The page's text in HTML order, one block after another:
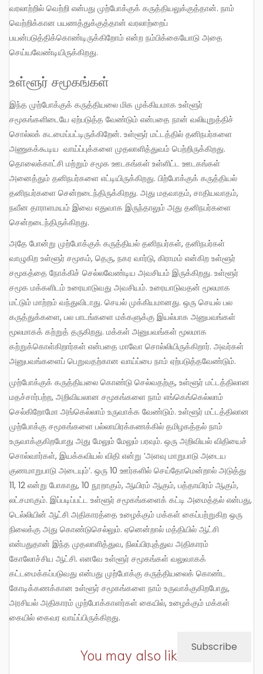
வரலாற்றில் வெற்றி என்பது முற்போக்குக் கருத்தியலுக்குத்தான். நாம்
வெற்றிக்கான பயணத்துக்குத்தான் வரலாற்றைப்
பயன்படுத்திக்கொண்டிருக்கிறோம் என்ற நம்பிக்கையோடு அதை
செய்யவேண்டியிருக்கிறது.
உள்ளூர் சமூகங்கள்
இந்த முற்போக்குக் கருத்தியலை மிக முக்கியமாக உள்ளூர்
சமூகங்களிடையே ஏற்படுத்த வேண்டும் என்பதை நான் வலியுறுத்திச்
சொல்லக் கடமைப்பட்டிருக்கிறேன். உள்ளூர் மட்டத்தில் தனிநபர்களை
அணுகக்கூடிய வாய்ப்புக்களை முதலாளித்துவம் பெற்றிருக்கிறது.
தொலைக்காட்சி மற்றும் சமூக ஊடகங்கள் உள்ளிட்ட ஊடகங்கள்
அனைத்தும் தனிநபர்களை எட்டியிருக்கிறது. பிற்போக்குக் கருத்தியல்
தனிநபர்களை சென்றடைந்திருக்கிறது. அது மதவாதம், சாதியவாதம்,
நவீன தாராளமயம் இவை எதுவாக இருந்தாலும் அது தனிநபர்களை
சென்றடைந்திருக்கிறது.
அதே போன்று முற்போக்குக் கருத்தியல் தனிநபர்கள், தனிநபர்கள்
வாழுகிற உள்ளூர் சமூகம், தெரு, நகர வார்டு, கிராமம் என்கிற உள்ளூர்
சமூகத்தை நோக்கிச் செல்லவேண்டிய அவசியம் இருக்கிறது. உள்ளூர்
சமூக மக்களிடம் உரையாடுவது அவசியம். உரையாடுவதன் மூலமாக
மட்டும் மாற்றம் வந்துவிடாது. செயல் முக்கியமானது. ஒரு செயல் பல
கருத்துக்களை, பல பாடங்களை மக்களுக்கு இயல்பாக அனுபவங்கள்
மூலமாகக் கற்றுத் தருகிறது. மக்கள் அனுபவங்கள் மூலமாக
கற்றுக்கொள்கிறார்கள் என்பதை மாவோ சொல்லியிருக்கிறார். அவர்கள்
அனுபவங்களைப் பெறுவதற்கான வாய்ப்பை நாம் ஏற்படுத்தவேண்டும்.
முற்போக்குக் கருத்தியலை கொண்டு செல்வதற்கு, உள்ளூர் மட்டத்திலான
மதச்சார்பற்ற, அறிவியலான சமூகங்களை நாம் எங்கெங்கெல்லாம்
செல்கிறோமோ அங்கெல்லாம் உருவாக்க வேண்டும். உள்ளூர் மட்டத்திலான
முற்போக்கு சமூகங்களை பல்லாயிரக்கணக்கில் தமிழகத்தல் நாம்
உருவாக்குகிறபோது அது மேலும் மேலும் பரவும். ஒரு அறிவியல் விதியைச்
சொல்வார்கள், இயக்கவியல் விதி என்று ‘அளவு மாறுபாடு அடைய
குணமாறுபாடு அடையும்’. ஒரு 10 ஊர்களில் செய்தோமென்றால் அடுத்து
11, 12 என்று போகாது, 10 நூறாகும், ஆயிரம் ஆகும், பத்தாயிரம் ஆகும்,
லட்சமாகும். இப்படிப்பட்ட உள்ளூர் சமூகங்களைக் கட்டி அமைத்தல் என்பது,
டெல்லியின் ஆட்சி அதிகாரத்தை உழைக்கும் மக்கள் கைப்பற்றுகிற ஒரு
நிலைக்கு அது கொண்டுசெல்லும். ஏனென்றால் மத்தியில் ஆட்சி
என்பதுதான் இந்த முதலாளித்துவ, நிலப்பிரபுத்துவ அதிகாரம்
கோலோச்சிய ஆட்சி. எனவே உள்ளூர் சமூகங்கள் வலுவாகக்
கட்டமைக்கப்படுவது என்பது முற்போக்கு கருத்தியலைக் கொண்ட
கோடிக்கணக்கான உள்ளூர் சமூகங்களை நாம் உருவாக்குகிறபோது,
அரசியல் அதிகாரம் முற்போக்காளர்கள் கையில், உழைக்கும் மக்கள்
கையில் கைவர வாய்ப்பிருக்கிறது.
You may also like Subscribe